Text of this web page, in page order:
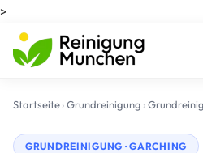
>
Startseite›Grundreinigung ›
GRUNDREINIGUNG · GARCHING